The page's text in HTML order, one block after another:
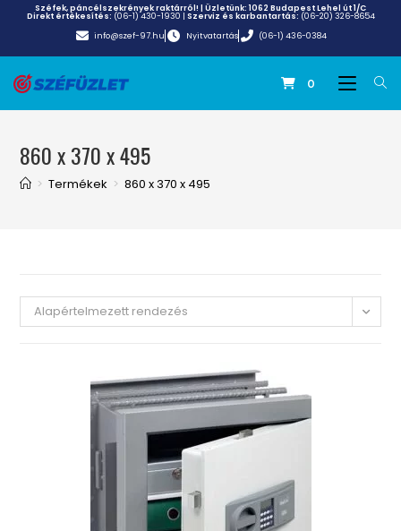
Széfek, páncélszekrények raktárról! | Üzletünk:1062 Budapest Lehel út 1/C
Direkt értékesítés: (06-1) 430-1930 | Szerviz és karbantartás: (06-20) 326-8654
info@szef-97.hu
Nyitvatartás (06-1) 436-0384
0
860 x 370 x 495
> Termékek > 860 x 370 x 495
Alapértelmezett rendezés